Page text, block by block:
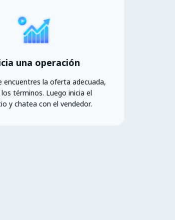
una operación
encuentres la oferta adecuada,
términos. Luego inicia el
y chatea con el vendedor.